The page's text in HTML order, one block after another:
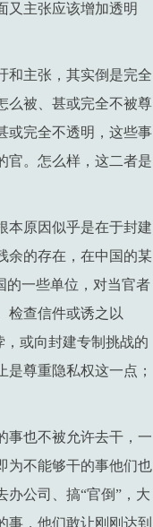
又主张应该增加透明
和主张，其实倒是完全
么被、甚或完全不被尊
或完全不透明，这些事
官。怎么样，这二者是
本原因似乎是在于封建
余的存在，在中国的某
的一些单位，对当官者
检查信件或诱之以
，或向封建专制挑战的
尊重隐私权这一点；
事也不被允许去干，一
为不能够干的事他们也
公司、搞“官倒”，大
事，他们敢让刚刚达到